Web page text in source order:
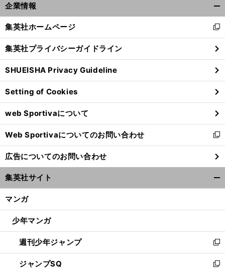
前
企業情報
閉
る
集英社ホームページ
新
し
い
ウ
ィ
ン
ド
ウ
で
開
く
集英社プライバシーガイドライン
SHUEISHA Privacy Guideline
Setting of Cookies
web Sportivaについて
Web Sportivaについてのお問い合わせ
新
し
い
ウ
ィ
ン
ウ
開
く
広告についてのお問い合わせ
集英社サイト
マンガ
少年マンガ
週刊少年ジャンプ
新
し
い
ジャンプSQ
新